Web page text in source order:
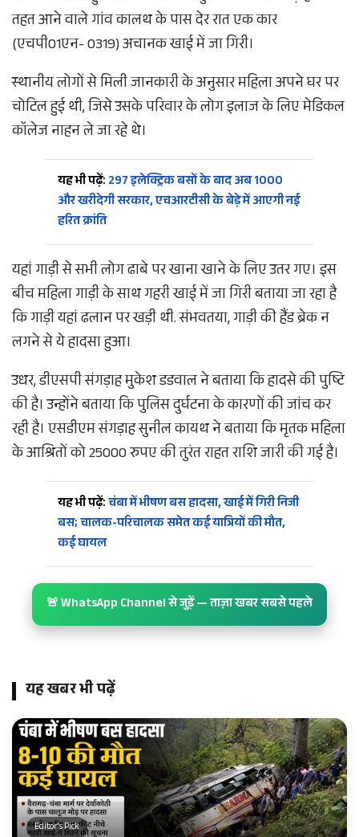
तहत आने वाले गांव कालथ के पास देर रात एक कार
(एचपी01एन- 0319) अचानक खाई में जा गिरी।
स्थानीय लोगों से मिली जानकारी के अनुसार महिला अपने घर पर
चोटिल हुई थी, जिसे उसके परिवार के लोग इलाज के लिए मेडिकल
कॉलेज नाहन ले जा रहे थे।
यह भी पढ़ें: 297 इलेक्ट्रिक बसों के बाद अब 1000
और खरीदेगी सरकार, एचआरटीसी के बेड़े में आएगी नई
हरित क्रांति
यहां गाड़ी से सभी लोग ढाबे पर खाना खाने के लिए उतर गए। इस
बीच महिला गाड़ी के साथ गहरी खाई में जा गिरी बताया जा रहा है
कि गाड़ी यहां ढलान पर खड़ी थी. संभवतया, गाड़ी की हैंड ब्रेक न
लगने से ये हादसा हुआ।
उधर, डीएसपी संगड़ाह मुकेश डडवाल ने बताया कि हादसे की पुष्टि
की है। उन्होंने बताया कि पुलिस दुर्घटना के कारणों की जांच कर
रही है। एसडीएम संगड़ाह सुनील कायथ ने बताया कि मृतक महिला
के आश्रितों को 25000 रुपए की तुरंत राहत राशि जारी की गई है।
यह भी पढ़ें:चंबा में भीषण बस हादसा, खाई में गिरी निजी
बस; चालक-परिचालक समेत कई यात्रियों की मौत,
कई घायल
🚨 WhatsApp Channel से जुड़ें — ताज़ा खबर सबसे पहले
यह खबर भी पढ़ें
Editor's Pick